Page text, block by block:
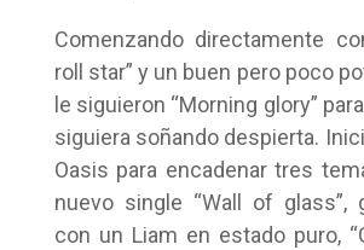
Comenzando directamente
roll star” y un buen pero poco
le siguieron “Morning glory”
siguiera soñando despierta.
Oasis para encadenar tres
nuevo single “Wall of glass”,
con un Liam en estado puro,